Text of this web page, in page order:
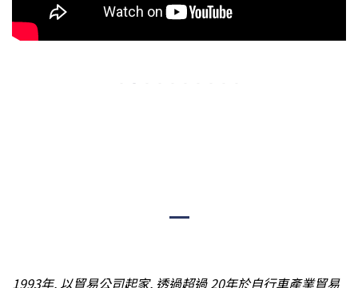
1993年, 以貿易公司起家, 透過超過 20年於自行車產業貿易